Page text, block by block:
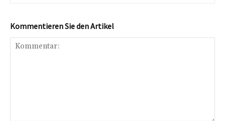
Kommentieren Sie den Artikel